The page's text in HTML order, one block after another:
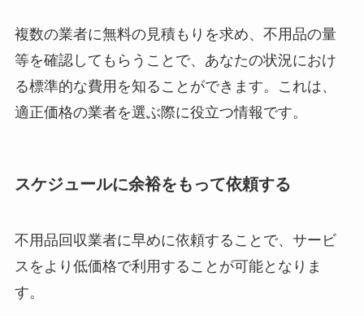
複数の業者に無料の見積もりを求め、不用品の量
等を確認してもらうことで、あなたの状況におけ
る標準的な費用を知ることができます。これは、
適正価格の業者を選ぶ際に役立つ情報です。
スケジュールに余裕をもって依頼する
不用品回収業者に早めに依頼することで、サービ
スをより低価格で利用することが可能となりま
す。